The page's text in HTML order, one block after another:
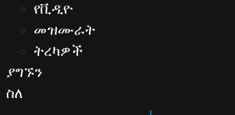
የቪዲዮ
መዝሙራት
ትረካዎች
ያግኙን
ስለ